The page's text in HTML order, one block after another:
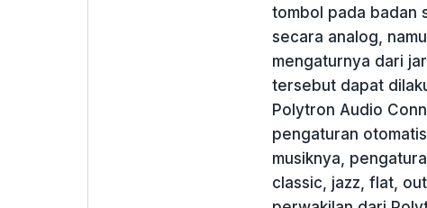
tombol pada badan
secara analog,
mengaturnya dari
tersebut dapat
Polytron Audio
pengaturan
musiknya,
classic, jazz, flat,